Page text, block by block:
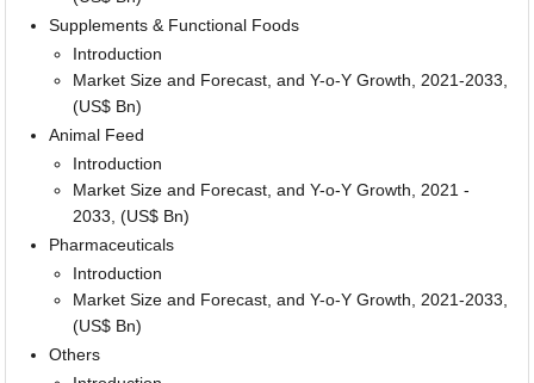
Supplements & Functional Foods
Introduction
Market Size and Forecast, and Y-o-Y Growth, 2021-2033,
(US$ Bn)
Animal Feed
Introduction
Market Size and Forecast, and Y-o-Y Growth, 2021 -
2033, (US$ Bn)
Pharmaceuticals
Introduction
Market Size and Forecast, and Y-o-Y Growth, 2021-2033,
(US$ Bn)
Others